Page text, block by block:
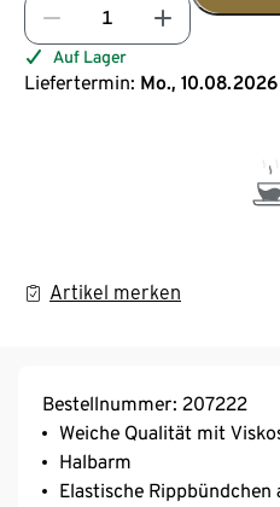
Auf Lager
Liefertermin: Mo.,
Artikel merken
Bestellnummer: 207222
Weiche Qualität mit
Halbarm
Elastische Rippbündchen